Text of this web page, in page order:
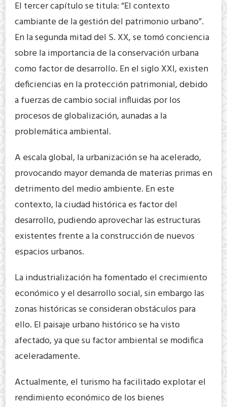
El tercer capítulo se titula: “El contexto
cambiante de la gestión del patrimonio urbano”.
En la segunda mitad del S. XX, se tomó conciencia
sobre la importancia de la conservación urbana
como factor de desarrollo. En el siglo XXI, existen
deficiencias en la protección patrimonial, debido
a fuerzas de cambio social influidas por los
procesos de globalización, aunadas a la
problemática ambiental.
A escala global, la urbanización se ha acelerado,
provocando mayor demanda de materias primas en
detrimento del medio ambiente. En este
contexto, la ciudad histórica es factor del
desarrollo, pudiendo aprovechar las estructuras
existentes frente a la construcción de nuevos
espacios urbanos.
La industrialización ha fomentado el crecimiento
económico y el desarrollo social, sin embargo las
zonas históricas se consideran obstáculos para
ello. El paisaje urbano histórico se ha visto
afectado, ya que su factor ambiental se modifica
aceleradamente.
Actualmente, el turismo ha facilitado explotar el
rendimiento económico de los bienes